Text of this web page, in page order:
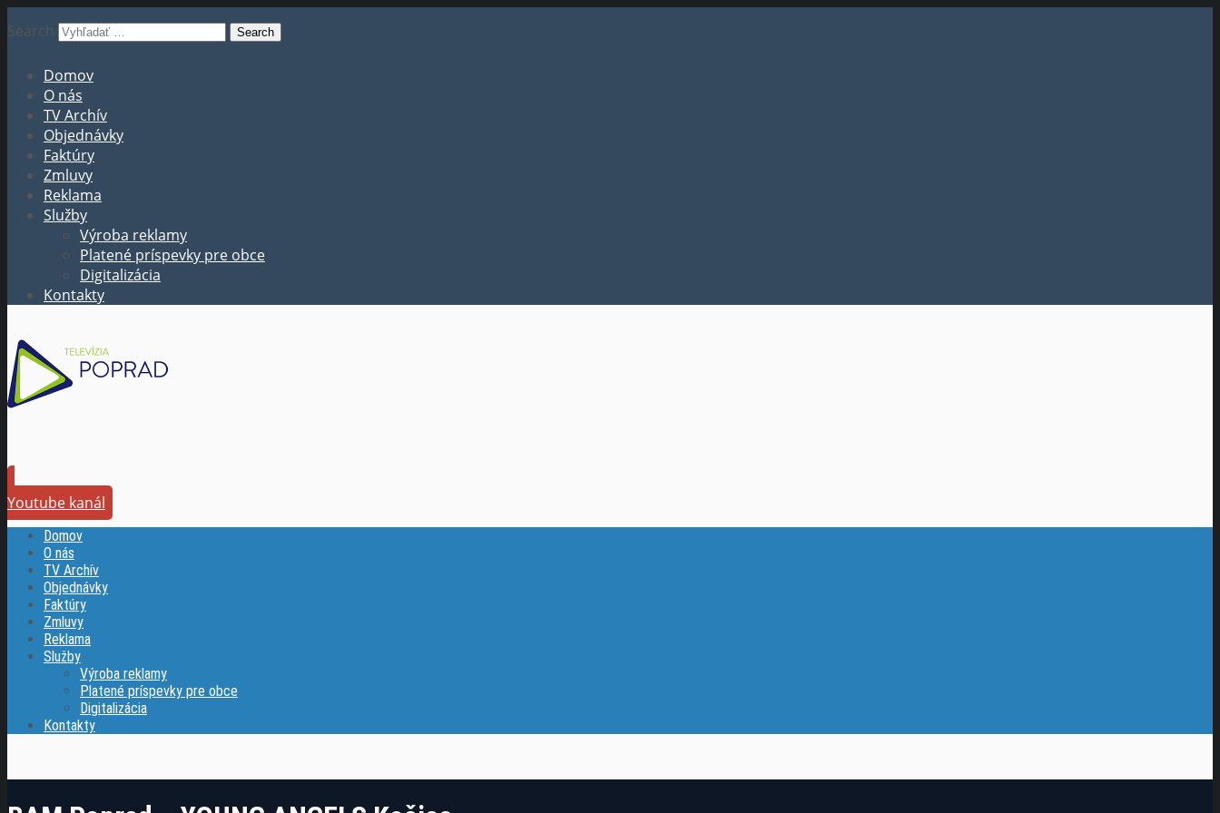
Search
Domov
O nás
TV Archív
Objednávky
Faktúry
Zmluvy
Reklama
Služby
Výroba reklamy
Platené príspevky pre obce
Digitalizácia
Kontakty
Youtube kanál
Domov
O nás
TV Archív
Objednávky
Faktúry
Zmluvy
Reklama
Služby
Výroba reklamy
Platené príspevky pre obce
Digitalizácia
Kontakty